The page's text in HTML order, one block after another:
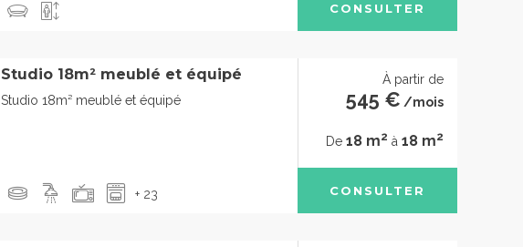
CONSULTER
Studio 18m² meublé et équipé
Studio 18m² meublé et équipé
+ 23
À partir de
545 € /mois
De 18 m2 à 18 m2
CONSULTER